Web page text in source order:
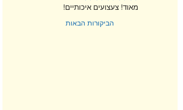
מאוד! צעצועים איכותיים!
הביקורות הבאות